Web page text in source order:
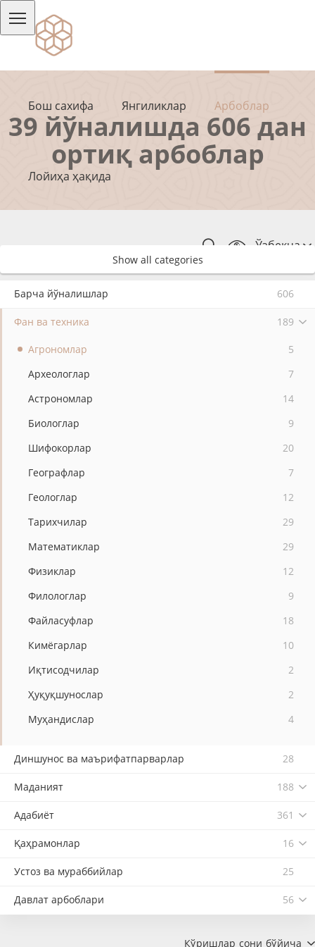
Бош сахифа Янгиликлар Арбоблар
Лойиҳа ҳақида
Ўзбекча
39 йўналишда 606 дан
ортиқ арбоблар
Show all categories
Барча йўналишлар 606
Фан ва техника 189
Агрономлар
5
Археологлар
7
Астрономлар
14
Биологлар
9
Шифокорлар
20
Географлар
7
Геологлар
12
Тарихчилар
29
Математиклар
29
Физиклар
12
Филологлар
9
Файласуфлар
18
Кимёгарлар
10
Иқтисодчилар
2
Ҳуқуқшунослар
2
Муҳандислар
4
Диншунос ва маърифатпарварлар 28
Маданият 188
Адабиёт 361
Қаҳрамонлар 16
Устоз ва мураббийлар 25
Давлат арбоблари 56
Кўришлар сони бўйича